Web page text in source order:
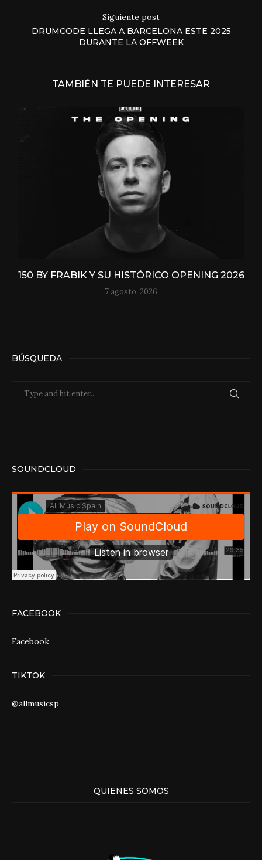
Siguiente post
DRUMCODE LLEGA A BARCELONA ESTE 2025
DURANTE LA OFFWEEK
TAMBIÉN TE PUEDE INTERESAR
150 BY FRABIK Y SU HISTÓRICO OPENING 2026
7 agosto, 2026
BÚSQUEDA
SOUNDCLOUD
FACEBOOK
Facebook
TIKTOK
@allmusicsp
QUIENES SOMOS